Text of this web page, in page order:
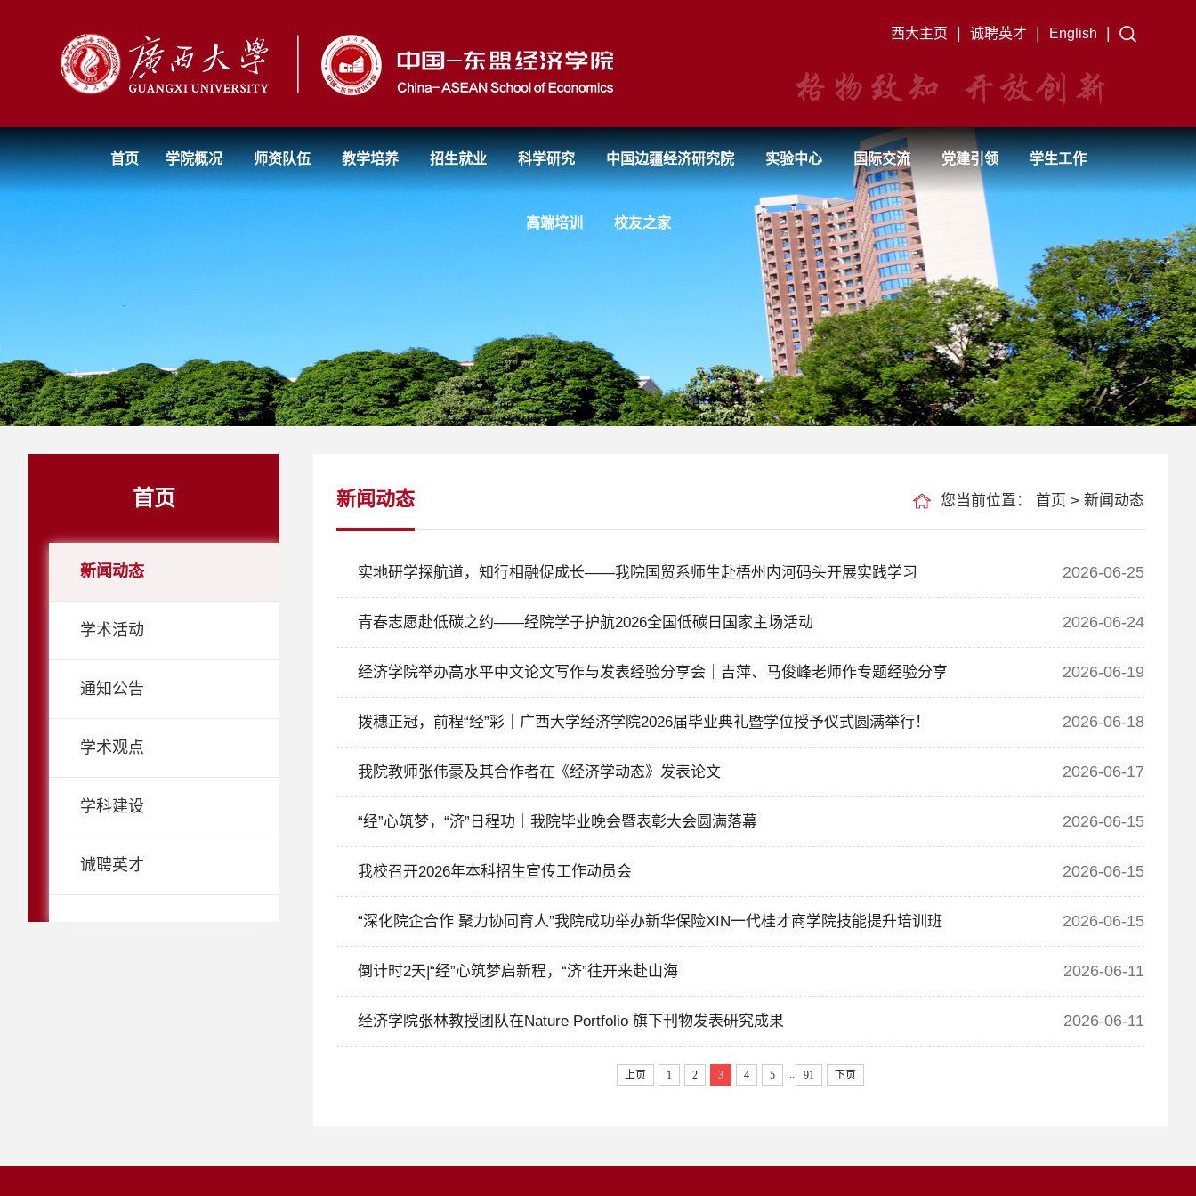
西大主页 诚聘英才 English
首页 学院概况 师资队伍 教学培养 招生就业 科学研究 中国边疆经济研究院 实验中心 国际交流 党建引领 学生工作
高端培训 校友之家
首页
新闻动态
学术活动
通知公告
学术观点
学科建设
诚聘英才
您当前位置： 首页 > 新闻动态
新闻动态
2026-06-25
实地研学探航道，知行相融促成长——我院国贸系师生赴梧州内河码头开展实践学习
2026-06-24
青春志愿赴低碳之约——经院学子护航2026全国低碳日国家主场活动
2026-06-19
经济学院举办高水平中文论文写作与发表经验分享会｜吉萍、马俊峰老师作专题经验分享
2026-06-18
拨穗正冠，前程“经”彩｜广西大学经济学院2026届毕业典礼暨学位授予仪式圆满举行！
2026-06-17
我院教师张伟豪及其合作者在《经济学动态》发表论文
2026-06-15
“经”心筑梦，“济”日程功｜我院毕业晚会暨表彰大会圆满落幕
2026-06-15
我校召开2026年本科招生宣传工作动员会
2026-06-15
“深化院企合作 聚力协同育人”我院成功举办新华保险XIN一代桂才商学院技能提升培训班
2026-06-11
倒计时2天|“经”心筑梦启新程，“济”往开来赴山海
2026-06-11
经济学院张林教授团队在Nature Portfolio 旗下刊物发表研究成果
上页 1 2 3 4 5 91 下页